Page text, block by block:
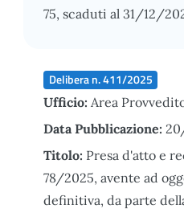
75, scaduti al 31/12/
Delibera n. 411/2025
Ufficio: Area
Data Pubblicazione:
Titolo: Presa d'atto e
78/2025, avente ad
definitiva, da parte